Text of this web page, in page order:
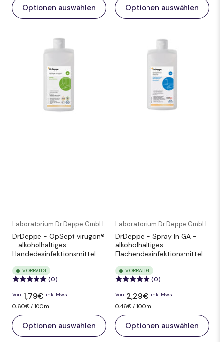
EinheitOptionen auswählen
EinheitOptionen auswählen
Laboratorium Dr.Deppe GmbH
DrDeppe - OpSept virugon®
- alkoholhaltiges
Händedesinfektionsmittel
VORRÄTIG
(0)
Normaler
Preis
Von 1,79€ ink. Mwst.
Preis
pro
Einheit
0,60€ / pro
100ml
Optionen auswählen
Laboratorium Dr.Deppe GmbH
DrDeppe - Spray In GA -
alkoholhaltiges
Flächendesinfektionsmittel
VORRÄTIG
(0)
Normaler
Preis
Von 2,29€ ink. Mwst.
Preis
pro
Einheit
0,46€ / pro
100ml
Optionen auswählen